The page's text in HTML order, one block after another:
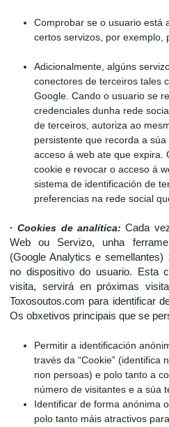
Comprobar se o usuario está
certos servizos, por exemplo,
Adicionalmente, algúns
conectores de terceiros tales
Google. Cando o usuario se
credenciales dunha rede
de terceiros, autoriza ao
persistente que recorda a
acceso á web ate que expira.
cookie e revocar o acceso á
sistema de identificación de
preferencias na rede social
·Cookies de analítica: Cada
Web ou Servizo, unha
(Google Analytics e
no dispositivo do usuario. Esta
visita, servirá en próximas
Toxosoutos.com para identificar
Os obxetivos principais que se
Permitir a identificación
través da “Cookie” (identifica
non persoas) e polo tanto a
número de visitantes e a súa
Identificar de forma anónima
polo tanto máis atractivos